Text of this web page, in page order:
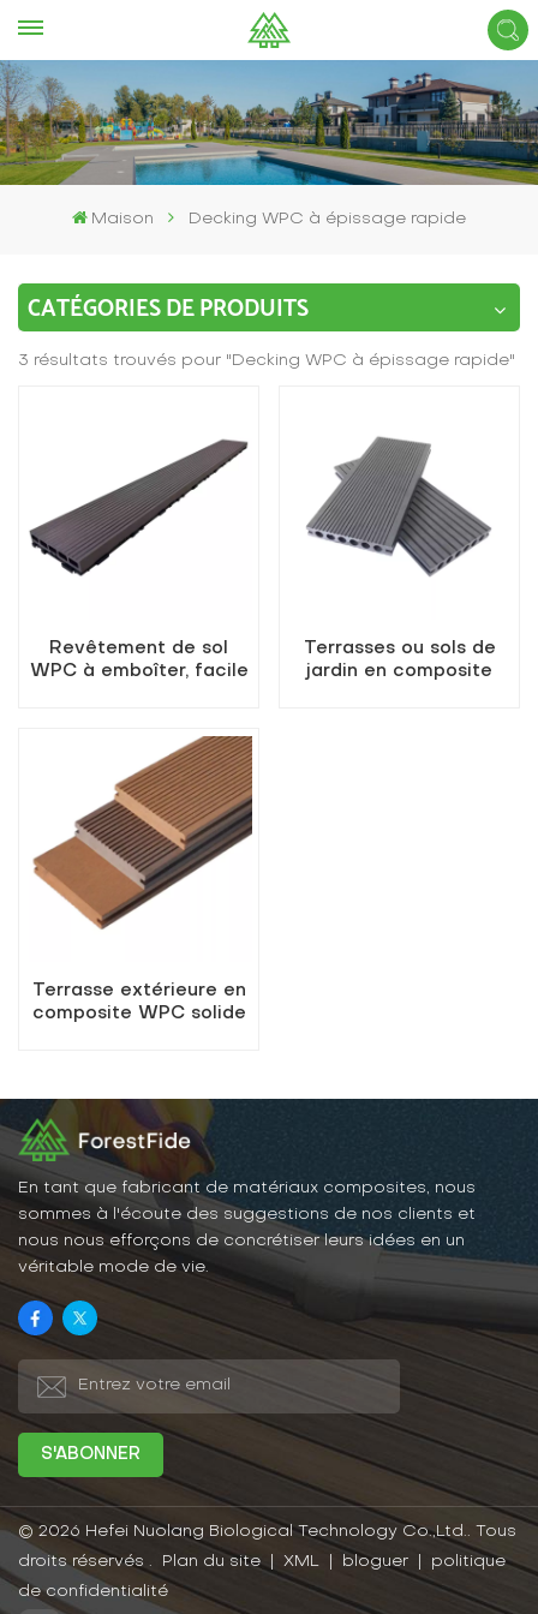
Maison Decking WPC à épissage rapide
CATÉGORIES DE PRODUITS
3 résultats trouvés pour "Decking WPC à épissage rapide"
Revêtement de sol
WPC à emboîter, facile
Terrasses ou sols de
jardin en composite
Terrasse extérieure en
composite WPC solide
En tant que fabricant de matériaux composites, nous
sommes à l'écoute des suggestions de nos clients et
nous nous efforçons de concrétiser leurs idées en un
véritable mode de vie.
© 2026 Hefei Nuolang Biological Technology Co.,Ltd.. Tous
droits réservés .
Plan du site XML bloguer
politique
de confidentialité